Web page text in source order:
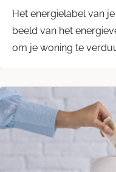
Het energielabel van
beeld van het
om je woning te